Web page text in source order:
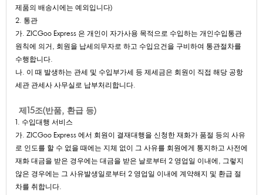
제품의배송시에는예외입니다)
2.통관
가.ZICGooExpress은개인이자가사용목적으로수입하는개인수입통관
원칙에의거,회원을납세의무자로하고수입요건을구비하여통관절차를
수행합니다.
나.이때발생하는관세및수입부가세등제세금은회원이직접해당공항
세관관세사사무실로납부처리합니다.
제15조(반품,환급등)
1.수입대행서비스
가.ZICGooExpress에서회원이결재대행을신청한재화가품절등의사유
로인도를할수없을때에는지체없이그사유를회원에게통지하고사전에
재화대금을받은경우에는대금을받은날로부터2영업일이내에,그렇지
않은경우에는그사유발생일로부터2영업일이내에계약해지및환급절
차를취합니다.